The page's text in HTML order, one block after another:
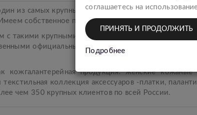
из самых крупных поставщиков на рынке
собственное производство- фабрика по
с такими крупными розничными сетями как
официальными представителями в России
кожгалантерейная продукция: женские
текстильная коллекция аксессуаров -платки,
чем 350 крупных клиентов по всей России.
соглашаетесь на
ПРИНЯТЬ И ПРОДОЛЖИТЬ
Подробнее